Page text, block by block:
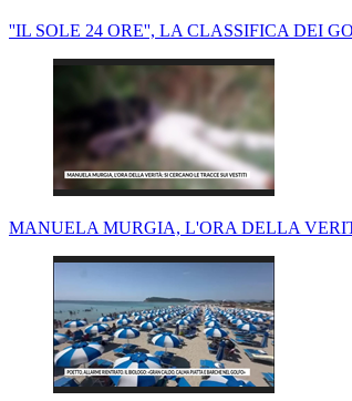
''IL SOLE 24 ORE'', LA CLASSIFICA DEI
MANUELA MURGIA, L'ORA DELLA